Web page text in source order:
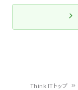
Think ITトップ